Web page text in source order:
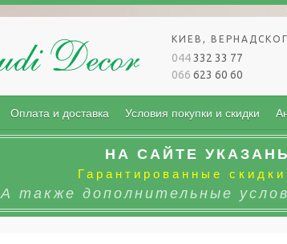
КИЕВ,
044332 33 77
066 623 60 60
Оплата и доставка Условия покупки и скидки
НА САЙТЕ
Гарантированные
А также дополнительные